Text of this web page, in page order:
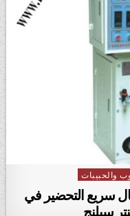
والحبيبات
سريع التحضير في
سيلنج